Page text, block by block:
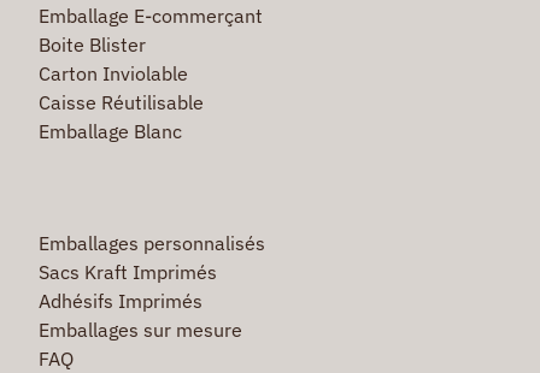
Emballage E-commerçant
Boite Blister
Carton Inviolable
Caisse Réutilisable
Emballage Blanc
Emballages personnalisés
Sacs Kraft Imprimés
Adhésifs Imprimés
Emballages sur mesure
FAQ